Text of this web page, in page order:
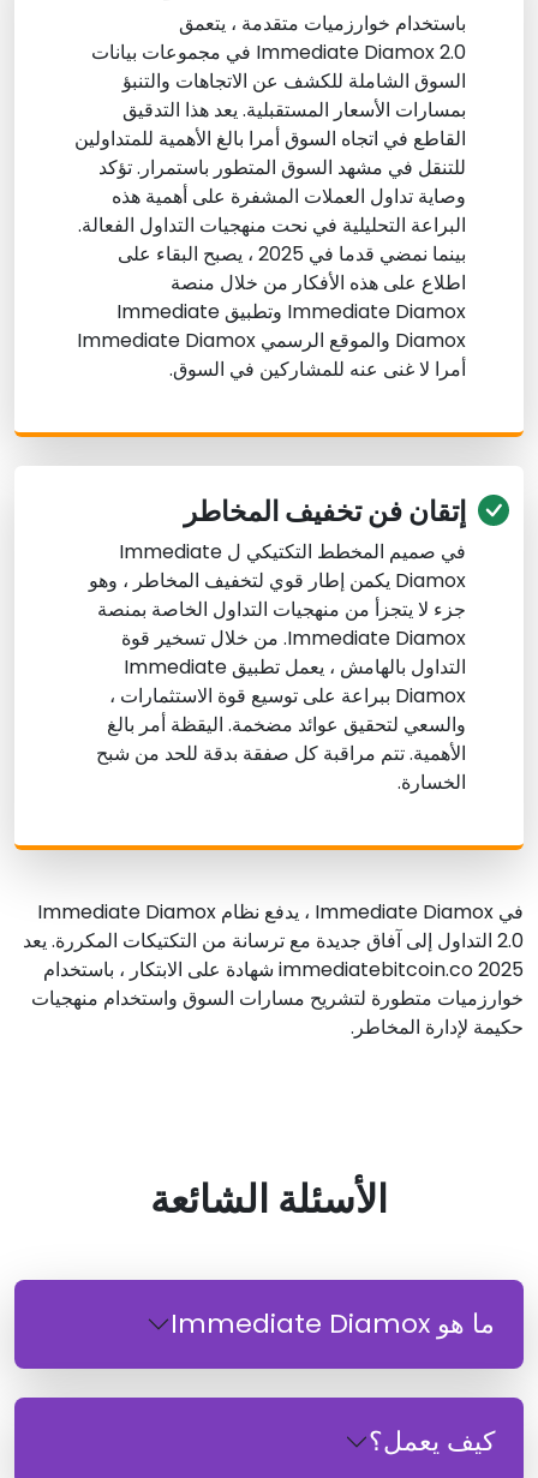
باستخدام خوارزميات متقدمة ، يتعمق
Immediate Diamox 2.0 في مجموعات بيانات
السوق الشاملة للكشف عن الاتجاهات والتنبؤ
بمسارات الأسعار المستقبلية. يعد هذا التدقيق
القاطع في اتجاه السوق أمرا بالغ الأهمية للمتداولين
للتنقل في مشهد السوق المتطور باستمرار. تؤكد
وصاية تداول العملات المشفرة على أهمية هذه
البراعة التحليلية في نحت منهجيات التداول الفعالة.
بينما نمضي قدما في 2025 ، يصبح البقاء على
اطلاع على هذه الأفكار من خلال منصة
Immediate Diamox وتطبيق Immediate
Diamox والموقع الرسمي Immediate Diamox
أمرا لا غنى عنه للمشاركين في السوق.
إتقان فن تخفيف المخاطر
في صميم المخطط التكتيكي ل Immediate
Diamox يكمن إطار قوي لتخفيف المخاطر ، وهو
جزء لا يتجزأ من منهجيات التداول الخاصة بمنصة
Immediate Diamox. من خلال تسخير قوة
التداول بالهامش ، يعمل تطبيق Immediate
Diamox ببراعة على توسيع قوة الاستثمارات ،
والسعي لتحقيق عوائد مضخمة. اليقظة أمر بالغ
الأهمية. تتم مراقبة كل صفقة بدقة للحد من شبح
الخسارة.
في Immediate Diamox ، يدفع نظام Immediate Diamox
2.0 التداول إلى آفاق جديدة مع ترسانة من التكتيكات المكررة. يعد
2025 immediatebitcoin.co شهادة على الابتكار ، باستخدام
خوارزميات متطورة لتشريح مسارات السوق واستخدام منهجيات
حكيمة لإدارة المخاطر.
الأسئلة الشائعة
ما هو Immediate Diamox
كيف يعمل؟